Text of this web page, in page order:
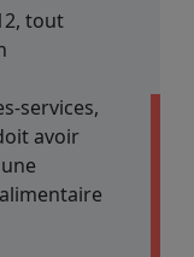
tout
services,
avoir